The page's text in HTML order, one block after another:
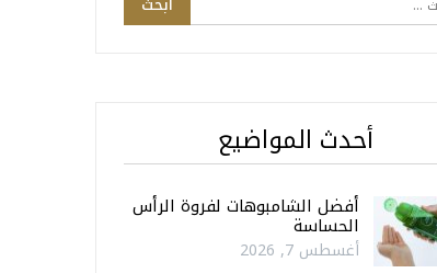
أحدث المواضيع
أفضل الشامبوهات لفروة الرأس
الحساسة
أغسطس 7, 2026